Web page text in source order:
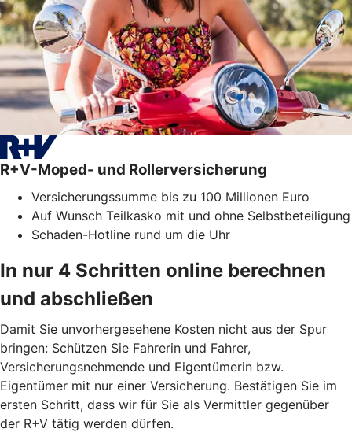
R+V-Moped- und Rollerversicherung
Versicherungssumme bis zu 100 Millionen Euro
Auf Wunsch Teilkasko mit und ohne Selbstbeteiligung
Schaden-Hotline rund um die Uhr
In nur 4 Schritten online berechnen
und abschließen
Damit Sie unvorhergesehene Kosten nicht aus der Spur
bringen: Schützen Sie Fahrerin und Fahrer,
Versicherungsnehmende und Eigentümerin bzw.
Eigentümer mit nur einer Versicherung. Bestätigen Sie im
ersten Schritt, dass wir für Sie als Vermittler gegenüber
der R+V tätig werden dürfen.